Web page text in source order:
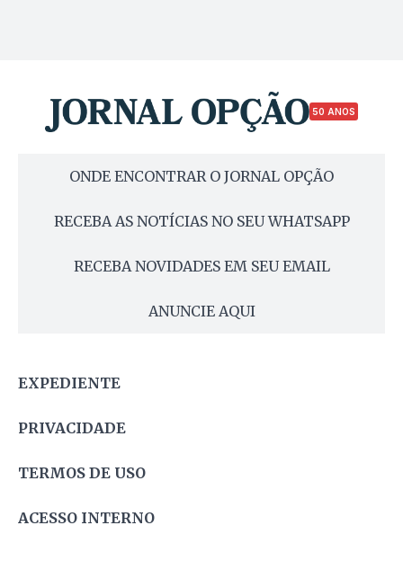
50 ANOS
ONDE ENCONTRAR O JORNAL OPÇÃO
RECEBA AS NOTÍCIAS NO SEU WHATSAPP
RECEBA NOVIDADES EM SEU EMAIL
ANUNCIE AQUI
EXPEDIENTE
PRIVACIDADE
TERMOS DE USO
ACESSO INTERNO